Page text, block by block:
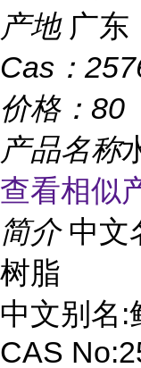
产地 广东
Cas：
价格： 80
产品名称
查看相似
简介 中文
树脂
中文别名:
CAS